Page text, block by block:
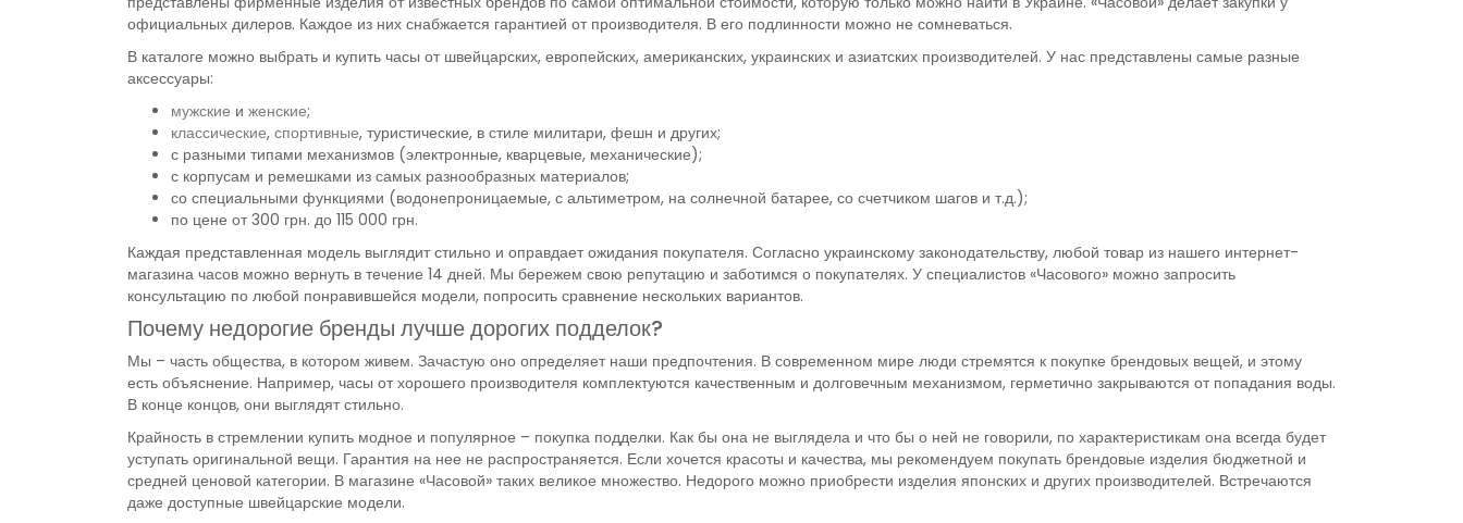
официальных дилеров. Каждое из них снабжается гарантией от производителя. В его подлинности можно не сомневаться.
В каталоге можно выбрать и купить часы от швейцарских, европейских, американских, украинских и азиатских производителей. У нас представлены самые разные
аксессуары:
мужские и женские;
классические, спортивные, туристические, в стиле милитари, фешн и других;
с разными типами механизмов (электронные, кварцевые, механические);
с корпусам и ремешками из самых разнообразных материалов;
со специальными функциями (водонепроницаемые, с альтиметром, на солнечной батарее, со счетчиком шагов и т.д.);
по цене от 300 грн. до 115 000 грн.
Каждая представленная модель выглядит стильно и оправдает ожидания покупателя. Согласно украинскому законодательству, любой товар из нашего интернет-
магазина часов можно вернуть в течение 14 дней. Мы бережем свою репутацию и заботимся о покупателях. У специалистов «Часового» можно запросить
консультацию по любой понравившейся модели, попросить сравнение нескольких вариантов.
Почему недорогие бренды лучше дорогих подделок?
Мы – часть общества, в котором живем. Зачастую оно определяет наши предпочтения. В современном мире люди стремятся к покупке брендовых вещей, и этому
есть объяснение. Например, часы от хорошего производителя комплектуются качественным и долговечным механизмом, герметично закрываются от попадания воды.
В конце концов, они выглядят стильно.
Крайность в стремлении купить модное и популярное – покупка подделки. Как бы она не выглядела и что бы о ней не говорили, по характеристикам она всегда будет
уступать оригинальной вещи. Гарантия на нее не распространяется. Если хочется красоты и качества, мы рекомендуем покупать брендовые изделия бюджетной и
средней ценовой категории. В магазине «Часовой» таких великое множество. Недорого можно приобрести изделия японских и других производителей. Встречаются
даже доступные швейцарские модели.